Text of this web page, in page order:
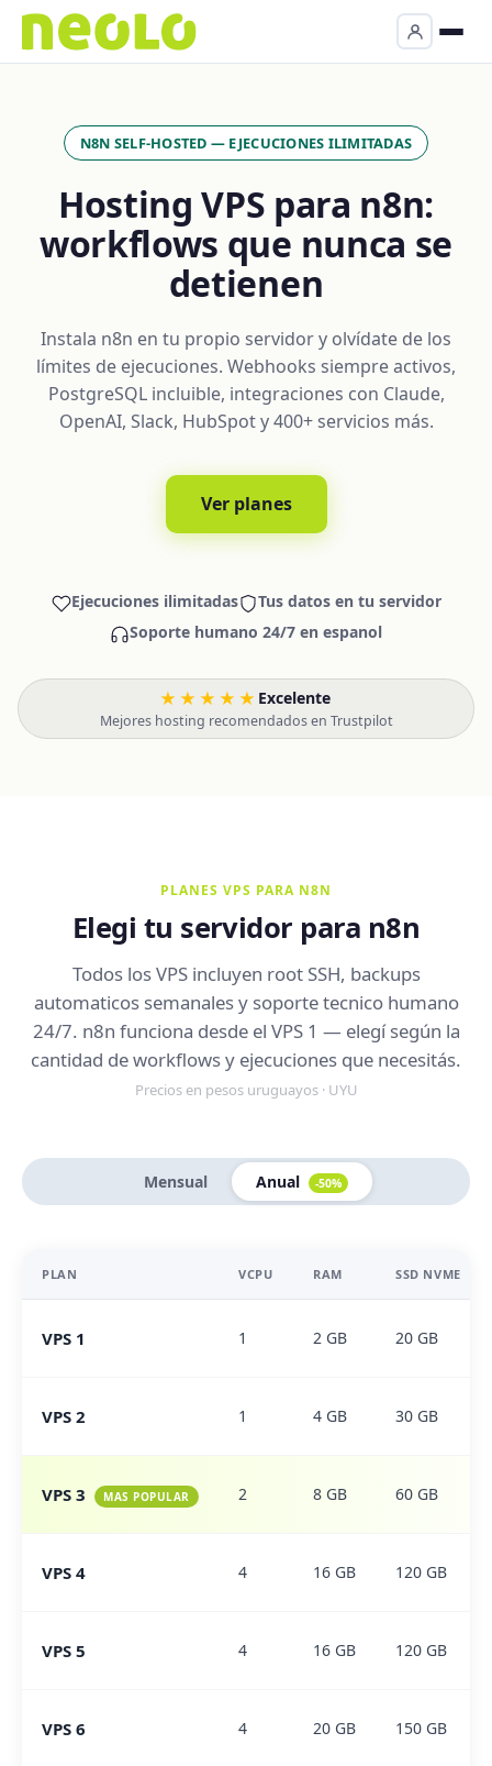
N8N SELF-HOSTED — EJECUCIONES ILIMITADAS
Hosting VPS para n8n:
workflows que nunca se
detienen
Instala n8n en tu propio servidor y olvídate de los
límites de ejecuciones. Webhooks siempre activos,
PostgreSQL incluible, integraciones con Claude,
OpenAI, Slack, HubSpot y 400+ servicios más.
Ver planes
Ejecuciones ilimitadas
Tus datos en tu servidor
Soporte humano 24/7 en espanol
★★★★★ Excelente·
Mejores hosting recomendados en Trustpilot
PLANES VPS PARA N8N
Elegi tu servidor para n8n
Todos los VPS incluyen root SSH, backups
automaticos semanales y soporte tecnico humano
24/7. n8n funciona desde el VPS 1 — elegí según la
cantidad de workflows y ejecuciones que necesitás.
Precios en pesos uruguayos · UYU
Mensual Anual -50%
PLAN VCPU RAM SSD NVME
VPS 1 1 2 GB 20 GB
VPS 2 1 4 GB 30 GB
VPS 3 MAS POPULAR 2 8 GB 60 GB
VPS 4 4 16 GB 120 GB
VPS 5 4 16 GB 120 GB
VPS 6 4 20 GB 150 GB